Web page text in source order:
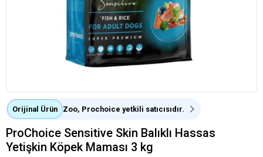
Orijinal Ürün Zoo, Prochoice yetkili satıcısıdır.
ProChoice Sensitive Skin Balıklı Hassas
Yetişkin Köpek Maması 3 kg